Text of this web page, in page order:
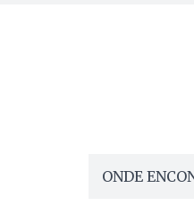
ONDE